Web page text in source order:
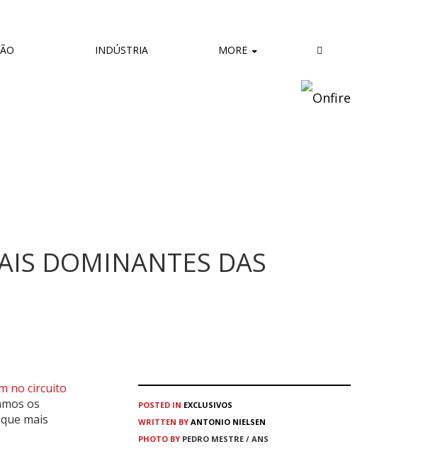
INDÚSTRIA MORE
DOMINANTES DAS
no circuito
os
mais
POSTED IN EXCLUSIVOS
WRITTEN BY ANTONIO NIELSEN
PHOTO BY PEDRO MESTRE / ANS